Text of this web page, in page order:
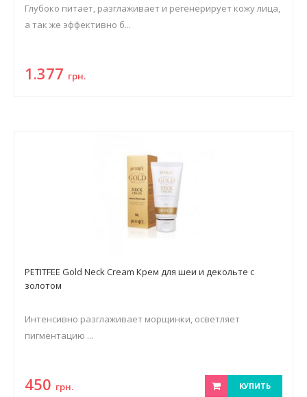
Глубоко питает, разглаживает и регенерирует кожу лица,
а так же эффективно б...
1.377 грн.
PETITFEE Gold Neck Cream Крем для шеи и декольте с
золотом
Интенсивно разглаживает морщинки, осветляет
пигментацию ...
450 грн. КУПИТЬ